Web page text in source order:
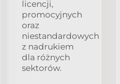
licencji,
promocyjnych
oraz
niestandardowych
z nadrukiem
dla różnych
sektorów.